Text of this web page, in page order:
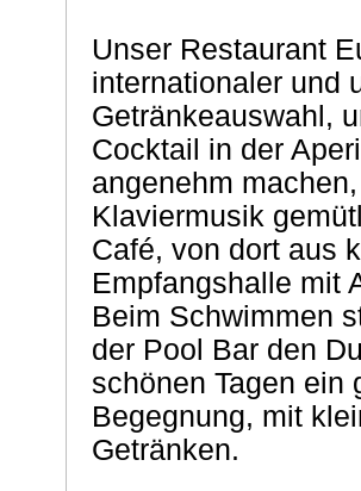
Unser Restaurant
internationaler und
Getränkeauswahl,
Cocktail in der
angenehm
Klaviermusik
Café, von dort aus
Empfangshalle mit
Beim Schwimmen
der Pool Bar den
schönen Tagen ein
Begegnung, mit
Getränken.